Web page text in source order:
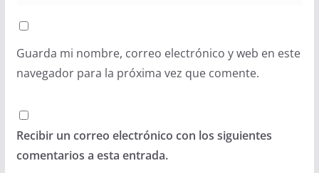
Guarda mi nombre, correo electrónico y web en este
navegador para la próxima vez que comente.
Recibir un correo electrónico con los siguientes
comentarios a esta entrada.